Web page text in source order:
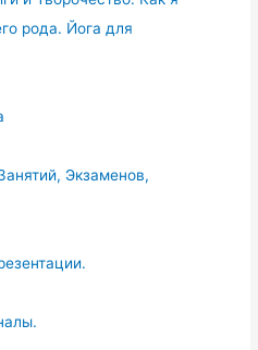
рода. Йога для
Экзаменов,